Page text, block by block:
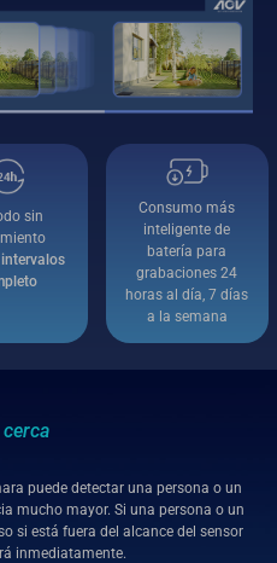
sin
Consumo más
inteligente de
batería para
grabaciones 24
horas al día, 7 días
a la semana
puede detectar una persona o un
mucho mayor. Si una persona o un
si está fuera del alcance del sensor
inmediatamente.